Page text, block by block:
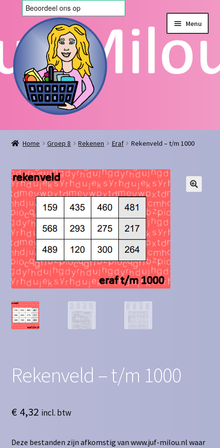
door
naar
navigatie
de
inhoud
Menu
Home
Algemene voorwaarden
Blog
Contact
Homepagina
Mijn account
Privacy Policy
Home Groep 8 Rekenen Eraf Rekenveld – t/m 1000
Rekenveld – t/m 1000
€4,32 incl. btw
Deze bestanden zijn afkomstig van www.juf-milou.nl waar